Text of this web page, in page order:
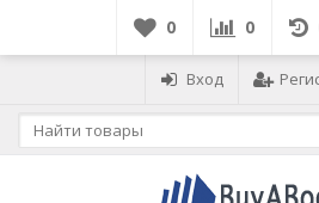
0 0
Вход